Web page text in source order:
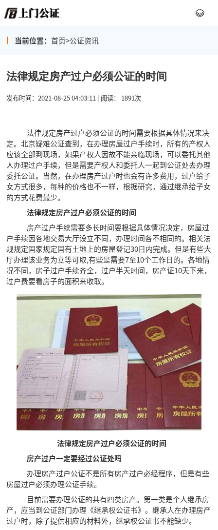
当前位置： 首页>公证资讯
法律规定房产过户必须公证的时间
发布时间：2021-08-25 04:03:11 | 阅读： 1891次
法律规定房产过户必须公证的时间需要根据具体情况来决
定。北京疑难公证查到，在办理房屋过户手续时，所有的产权人
应该全部到现场，如果产权人因故不能亲临现场，可以委托其他
人办理过户手续，但是需要产权人和委托人一起到公证处去办理
委托公证。当然，在办理房产过户时也会有许多费用，过户给子
女方式很多，每种的价格也不一样，根据研究，通过继承给子女
的方式花费最少。
法律规定房产过户必须公证的时间
房产过户手续需要多长时间要根据具体情况决定，房屋过
户手续因各地交易大厅设立不同，办理时间各不相同的。相关法
规规定国家规定国有土地上的房屋登记30日内完成。但是有些大
厅办理该业务为立等可取,有些是需要7至10个工作日的。各地情
况不同，房子过户手续齐全，过户半天时间，房产证10天下来，
过户费要看房子的面积来收取。
法律规定房产过户必须公证的时间
房产过户一定要经过公证处吗
办理房产过户公证不是所有房产过户必经程序，但是有些
房屋过户必须办理公证手续。
目前需要办理公证的共有四类房产。第一类是个人继承房
产，应当到公证部门办理《继承权公证书》。继承人在办理房产
过户时，除了提供相应的材料外，继承权公证书不能缺少。